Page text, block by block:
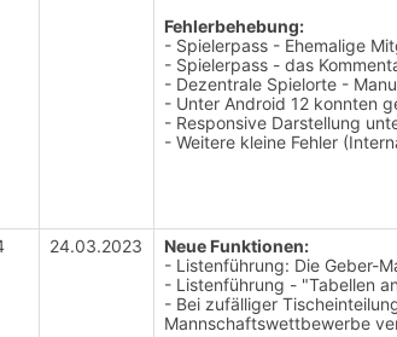
Fehlerbehebung:
- Spielerpass - Ehemalige
- Spielerpass - das
- Dezentrale Spielorte -
- Unter Android 12 konnten
- Responsive Darstellung
- Weitere kleine Fehler
24.03.2023
Neue Funktionen:
- Listenführung: Die Geber-
- Listenführung - "Tabellen
- Bei zufälliger
Mannschaftswettbewerbe